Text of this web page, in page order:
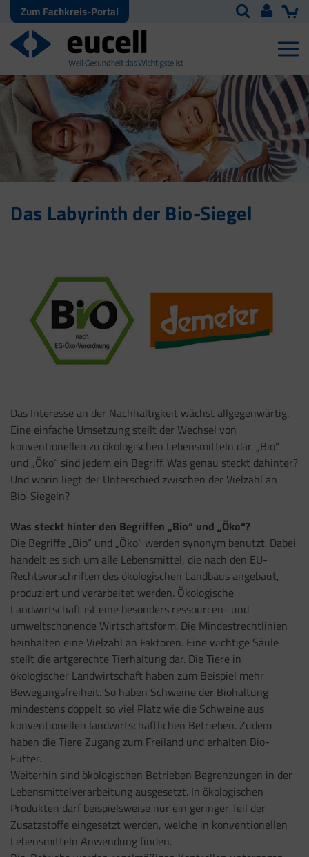
Zum Fachkreis-Portal
Das Labyrinth der Bio-Siegel
Das Interesse an der Nachhaltigkeit wächst allgegenwärtig.
Eine einfache Umsetzung stellt der Wechsel von
konventionellen zu ökologischen Lebensmitteln dar. „Bio“
und „Öko“ sind jedem ein Begriff. Was genau steckt dahinter?
Und worin liegt der Unterschied zwischen der Vielzahl an
Bio-Siegeln?
Was steckt hinter den Begriffen „Bio“ und „Öko“?
Die Begriffe „Bio“ und „Öko“ werden synonym benutzt. Dabei
handelt es sich um alle Lebensmittel, die nach den EU-
Rechtsvorschriften des ökologischen Landbaus angebaut,
produziert und verarbeitet werden. Ökologische
Landwirtschaft ist eine besonders ressourcen- und
umweltschonende Wirtschaftsform. Die Mindestrechtlinien
beinhalten eine Vielzahl an Faktoren. Eine wichtige Säule
stellt die artgerechte Tierhaltung dar. Die Tiere in
ökologischer Landwirtschaft haben zum Beispiel mehr
Bewegungsfreiheit. So haben Schweine der Biohaltung
mindestens doppelt so viel Platz wie die Schweine aus
konventionellen landwirtschaftlichen Betrieben. Zudem
haben die Tiere Zugang zum Freiland und erhalten Bio-
Futter.
Weiterhin sind ökologischen Betrieben Begrenzungen in der
Lebensmittelverarbeitung ausgesetzt. In ökologischen
Produkten darf beispielsweise nur ein geringer Teil der
Zusatzstoffe eingesetzt werden, welche in konventionellen
Lebensmitteln Anwendung finden.